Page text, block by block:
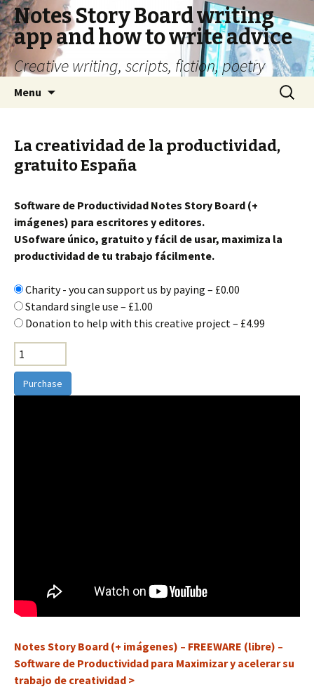
Notes Story Board writing
app and how to write advice
Creative writing, scripts, fiction, poetry
Menu
Search
for:
La creatividad de la productividad,
gratuito España
Software de Productividad Notes Story Board (+
imágenes) para escritores y editores.
USofware único, gratuito y fácil de usar, maximiza la
productividad de tu trabajo fácilmente.
Charity - you can support us by paying – £0.00
Standard single use – £1.00
Donation to help with this creative project– £4.99
Purchase
Notes Story Board (+ imágenes) – FREEWARE (libre) –
Software de Productividad para Maximizar y acelerar su
trabajo de creatividad >